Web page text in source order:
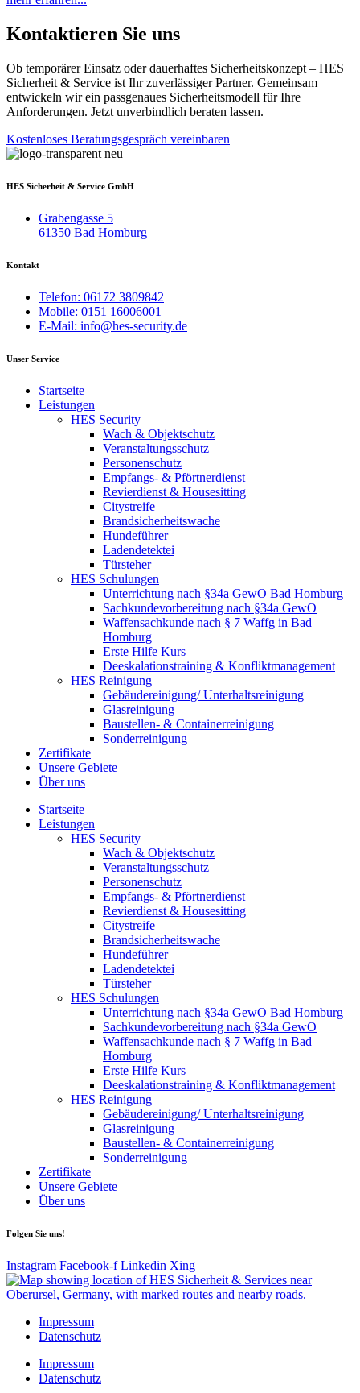
Kontaktieren Sie uns
Ob temporärer Einsatz oder dauerhaftes Sicherheitskonzept – HES
Sicherheit & Service ist Ihr zuverlässiger Partner. Gemeinsam
entwickeln wir ein passgenaues Sicherheitsmodell für Ihre
Anforderungen. Jetzt unverbindlich beraten lassen.
Kostenloses Beratungsgespräch vereinbaren
HES Sicherheit & Service GmbH
Grabengasse 5
61350 Bad Homburg
Kontakt
Telefon: 06172 3809842
Mobile: 0151 16006001
E-Mail: info@hes-security.de
Unser Service
Startseite
Leistungen
HES Security
Wach & Objektschutz
Veranstaltungsschutz
Personenschutz
Empfangs- & Pförtnerdienst
Revierdienst & Housesitting
Citystreife
Brandsicherheitswache
Hundeführer
Ladendetektei
Türsteher
HES Schulungen
Unterrichtung nach §34a GewO Bad Homburg
Sachkundevorbereitung nach §34a GewO
Waffensachkunde nach § 7 Waffg in Bad
Homburg
Erste Hilfe Kurs
Deeskalationstraining & Konfliktmanagement
HES Reinigung
Gebäudereinigung/ Unterhaltsreinigung
Glasreinigung
Baustellen- & Containerreinigung
Sonderreinigung
Zertifikate
Unsere Gebiete
Über uns
Startseite
Leistungen
HES Security
Wach & Objektschutz
Veranstaltungsschutz
Personenschutz
Empfangs- & Pförtnerdienst
Revierdienst & Housesitting
Citystreife
Brandsicherheitswache
Hundeführer
Ladendetektei
Türsteher
HES Schulungen
Unterrichtung nach §34a GewO Bad Homburg
Sachkundevorbereitung nach §34a GewO
Waffensachkunde nach § 7 Waffg in Bad
Homburg
Erste Hilfe Kurs
Deeskalationstraining & Konfliktmanagement
HES Reinigung
Gebäudereinigung/ Unterhaltsreinigung
Glasreinigung
Baustellen- & Containerreinigung
Sonderreinigung
Zertifikate
Unsere Gebiete
Über uns
Folgen Sie uns!
Instagram Facebook-f Linkedin Xing
Impressum
Datenschutz
Impressum
Datenschutz